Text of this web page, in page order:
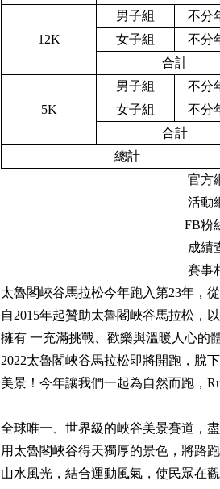
12K
男子組
不分
女子組
不分
合計
5K
男子組
不分
女子組
不分
合計
總計
官方
活動
FB粉
成績
賽事
太魯閣峽谷馬拉松今年跑入第23年，
自2015年起贊助太魯閣峽谷馬拉松，
擁有 一充滿挑戰、歡樂與溫暖人心的
2022太魯閣峽谷馬拉松即將開跑，脫
美景！今年讓我們一起為自然而跑，
全球唯一、世界級的峽谷美景賽道，
用太魯閣峽谷得天獨厚的景色，將路
山水風光，結合運動風氣，使民眾在